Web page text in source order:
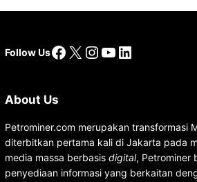
Follow UsFacebook
X Instagram
YouTube
LinkedIn
About Us
Petrominer.com merupakan transformasi
diterbitkan pertama kali di Jakarta pada
media massa berbasis digital, Petrominer
penyediaan informasi yang berkaitan